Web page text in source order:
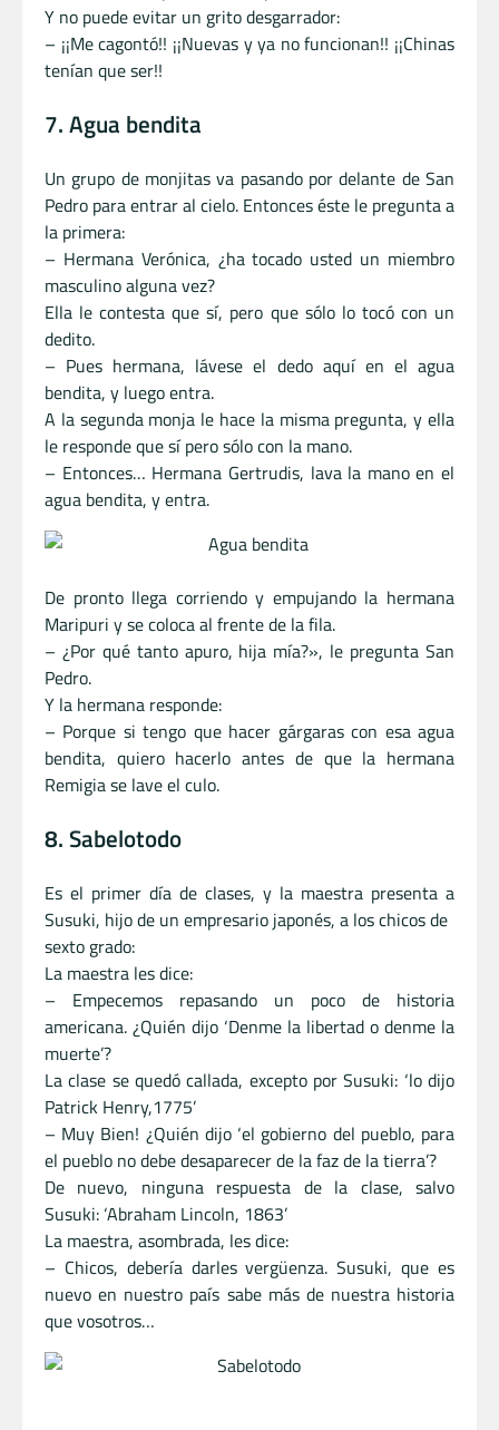
Y no puede evitar un grito desgarrador:
– ¡¡Me cagontó!! ¡¡Nuevas y ya no funcionan!! ¡¡Chinas
tenían que ser!!
7. Agua bendita
Un grupo de monjitas va pasando por delante de San
Pedro para entrar al cielo. Entonces éste le pregunta a
la primera:
– Hermana Verónica, ¿ha tocado usted un miembro
masculino alguna vez?
Ella le contesta que sí, pero que sólo lo tocó con un
dedito.
– Pues hermana, lávese el dedo aquí en el agua
bendita, y luego entra.
A la segunda monja le hace la misma pregunta, y ella
le responde que sí pero sólo con la mano.
– Entonces… Hermana Gertrudis, lava la mano en el
agua bendita, y entra.
De pronto llega corriendo y empujando la hermana
Maripuri y se coloca al frente de la fila.
– ¿Por qué tanto apuro, hija mía?», le pregunta San
Pedro.
Y la hermana responde:
– Porque si tengo que hacer gárgaras con esa agua
bendita, quiero hacerlo antes de que la hermana
Remigia se lave el culo.
8. Sabelotodo
Es el primer día de clases, y la maestra presenta a
Susuki, hijo de un empresario japonés, a los chicos de
sexto grado:
La maestra les dice:
– Empecemos repasando un poco de historia
americana. ¿Quién dijo ‘Denme la libertad o denme la
muerte’?
La clase se quedó callada, excepto por Susuki: ‘lo dijo
Patrick Henry,1775’
– Muy Bien! ¿Quién dijo ‘el gobierno del pueblo, para
el pueblo no debe desaparecer de la faz de la tierra’?
De nuevo, ninguna respuesta de la clase, salvo
Susuki: ‘Abraham Lincoln, 1863’
La maestra, asombrada, les dice:
– Chicos, debería darles vergüenza. Susuki, que es
nuevo en nuestro país sabe más de nuestra historia
que vosotros…